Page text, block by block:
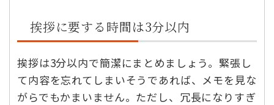
挨拶に要する時間は3分以内
挨拶は3分以内で簡潔にまとめましょう。緊張し
て内容を忘れてしまいそうであれば、メモを見な
がらでもかまいません。ただし、冗長になりすぎ